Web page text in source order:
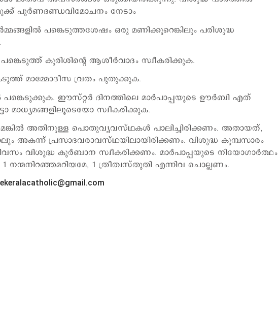
പൂര്‍ണദണ്ഡവിമോചനം നേടാം
പങ്കെടുത്തശേഷം ഒരു മണിക്കൂറെങ്കിലും പരിശുദ്ധ
കുരിശിന്‍റെ ആശീര്‍വാദം സ്വീകരിക്കുക.
മാമ്മോദീസ വ്രതം പുതുക്കുക.
പങ്കെടുക്കുക. ഈസ്റ്റര്‍ ദിനത്തിലെ മാര്‍പാപ്പയുടെ ഊര്‍ബി എത്
മാധ്യമങ്ങളിലൂടെയോ സ്വീകരിക്കുക.
അതിനുള്ള പൊതുവ്യവസ്ഥകള്‍ പാലിച്ചിരിക്കണം. അതായത്,
അകന്ന് പ്രസാദവരാവസ്ഥയിലായിരിക്കണം. വിശുദ്ധ കുമ്പസാരം
വിശുദ്ധ കുര്‍ബാന സ്വീകരിക്കണം. മാര്‍പാപ്പയുടെ നിയോഗാര്‍ത്ഥം
നന്മനിറഞ്ഞമറിയമേ, 1 ത്രീത്വസ്തുതി എന്നിവ ചൊല്ലണം.